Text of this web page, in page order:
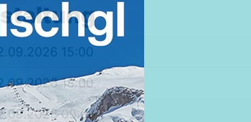
Weekendtrips
Ischgl: Closing 4 Tagestour
Ski & Snowboardservice
Infos Service
Service buchen
15:00
18:00
09:00